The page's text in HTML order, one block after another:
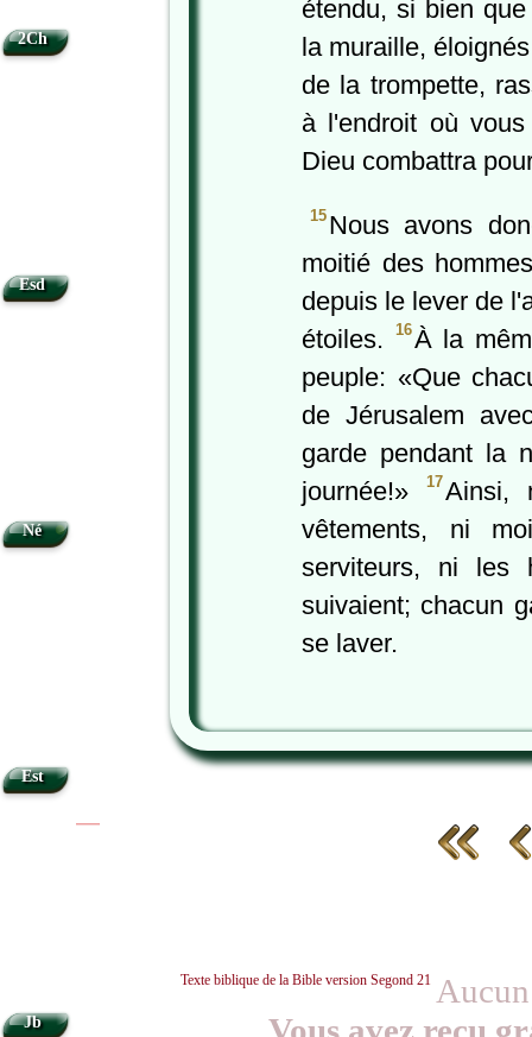
étendu, si bien
la muraille,
de la trompette,
à l'endroit où
Dieu combattra
15 Nous avons
moitié des
depuis le lever de
étoiles.
16À la
peuple: «Que
de Jérusalem
garde pendant la
journée!»
17Ainsi,
vêtements, ni
serviteurs, ni les
suivaient; chacun
se laver.
Texte biblique de la Bible version Segond 21
2Ch
Esd
Né
Est
Jb
•